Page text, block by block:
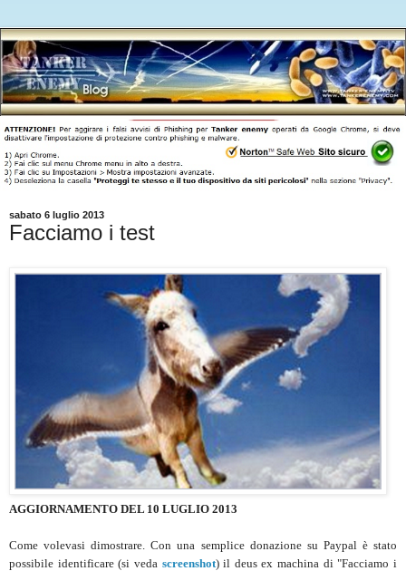
sabato 6 luglio 2013
Facciamo i test
AGGIORNAMENTO DEL 10 LUGLIO 2013
Come volevasi dimostrare. Con una semplice donazione su Paypal è stato
possibile identificare (si veda screenshot) il deus ex machina di "Facciamo i